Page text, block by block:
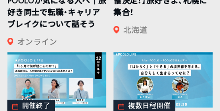
好き同士で転職・キャリア
ブレイクについて話そう
オンライン
集合！
北海道
開催終了 複数日程開催